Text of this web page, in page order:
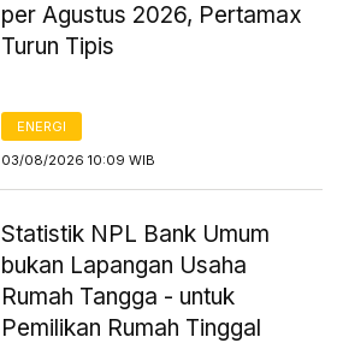
per Agustus 2026, Pertamax
Turun Tipis
ENERGI
03/08/2026 10:09 WIB
Statistik NPL Bank Umum
bukan Lapangan Usaha
Rumah Tangga - untuk
Pemilikan Rumah Tinggal